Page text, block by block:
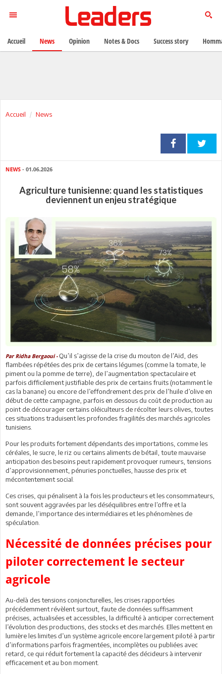
Accueil News
NEWS - 01.06.2026
Agriculture tunisienne: quand les statistiques
deviennent un enjeu stratégique
Par Ridha Bergaoui -Qu’il s’agisse de la crise du mouton de l’Aïd, des
flambées répétées des prix de certains légumes (comme la tomate, le
piment ou la pomme de terre), de l’augmentation spectaculaire et
parfois difficilement justifiable des prix de certains fruits (notamment le
cas la banane) ou encore de l’effondrement des prix de l’huile d’olive en
début de cette campagne, parfois en dessous du coût de production au
point de décourager certains oléiculteurs de récolter leurs olives, toutes
ces situations traduisent les profondes fragilités des marchés agricoles
tunisiens.
Pour les produits fortement dépendants des importations, comme les
céréales, le sucre, le riz ou certains aliments de bétail, toute mauvaise
anticipation des besoins peut rapidement provoquer rumeurs, tensions
d’approvisionnement, pénuries ponctuelles, hausse des prix et
mécontentement social.
Ces crises, qui pénalisent à la fois les producteurs et les consommateurs,
sont souvent aggravées par les déséquilibres entre l’offre et la
demande, l’importance des intermédiaires et les phénomènes de
spéculation.
Nécessité de données précises pour
piloter correctement le secteur
agricole
Au-delà des tensions conjoncturelles, les crises rapportées
précédemment révèlent surtout, faute de données suffisamment
précises, actualisées et accessibles, la difficulté à anticiper correctement
l’évolution des productions, des stocks et des marchés. Elles mettent en
lumière les limites d’un système agricole encore largement piloté à partir
d’informations parfois fragmentées, incomplètes ou publiées avec
retard, ce qui réduit fortement la capacité des décideurs à intervenir
efficacement et au bon moment.
Accueil News Opinion Notes & Docs Success story